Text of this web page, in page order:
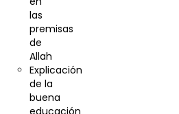
las
premisas
de
Allah
Explicación
de la
buena